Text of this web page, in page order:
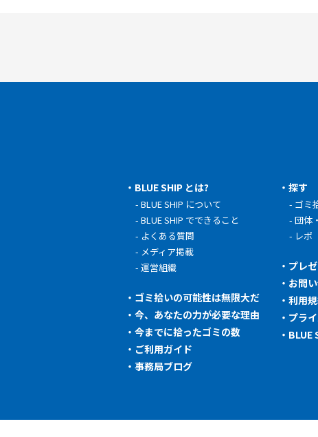
BLUE SHIP とは?
BLUE SHIP について
BLUE SHIP でできること
よくある質問
メディア掲載
運営組織
ゴミ拾いの可能性は無限大だ
今、あなたの力が必要な理由
今までに拾ったゴミの数
ご利用ガイド
事務局ブログ
探す
ゴミ
団体
レポ
プレ
お問
利用
プラ
BLUE